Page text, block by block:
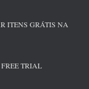
ITENS GRÁTIS NA
TRIAL